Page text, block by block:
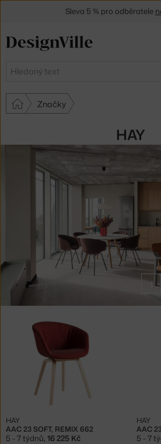
Hledat
Značky
HAY
1
Produkty
značky
AAC 23 SOFT, REMIX 662
HAY
5 - 7 týdnů, 16 225 Kč
AAC
HAY
5 - 7
Sleva 5 % pro odběratele